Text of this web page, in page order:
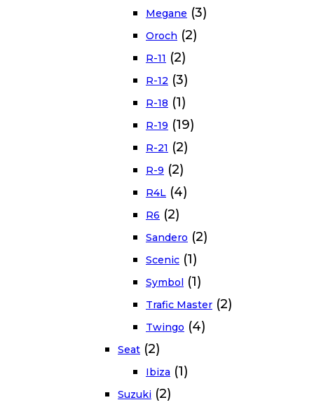
Megane (3)
Oroch (2)
R-11 (2)
R-12 (3)
R-18 (1)
R-19 (19)
R-21 (2)
R-9 (2)
R4L (4)
R6 (2)
Sandero (2)
Scenic (1)
Symbol (1)
Trafic Master (2)
Twingo (4)
Seat (2)
Ibiza (1)
Suzuki (2)